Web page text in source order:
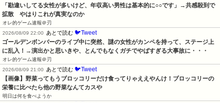
「勘違いしてる女性が多いけど、年収高い男性は基本的に○○です」→共感殺到で
拡散　やはりこれが真実なのか
オレ的ゲーム速報＠刃
2026/08/09 22:00
あとで読む 🐦Tweet
ゴールデンボンバーのライブ中に突然、謎の女性がカンペを持って、ステージ上
に乱入！→演出かと思いきや、とんでもなくガチでやばすぎる大事故に・・・
オレ的ゲーム速報＠刃
2026/08/09 21:00
あとで読む 🐦Tweet
【画像】野菜ってもうブロッコリーだけ食ってりゃええやんけ！ブロッコリーの
栄養に比べたら他の野菜なんてカスや
明日は何を食べようか